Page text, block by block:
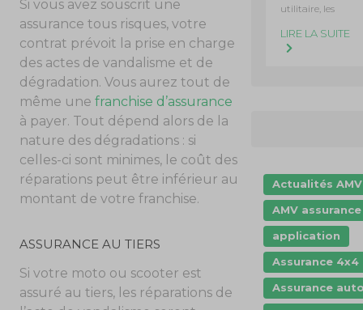
Si vous avez souscrit une
assurance tous risques, votre
contrat prévoit la prise en charge
des actes de vandalisme et de
dégradation. Vous aurez tout de
même une franchise d’assurance
à payer. Tout dépend alors de la
nature des dégradations : si
celles-ci sont minimes, le coût des
réparations peut être inférieur au
montant de votre franchise.
ASSURANCE AU TIERS
Si votre moto ou scooter est
assuré au tiers, les réparations de
utilitaire, les
LIRE LA SUITE
Actualités AMV
AMV assurance
application
Assurance 4x4
Assurance